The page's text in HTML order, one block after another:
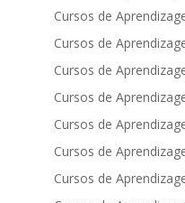
Cursos de
Cursos de
Cursos de
Cursos de
Cursos de
Cursos de
Cursos de